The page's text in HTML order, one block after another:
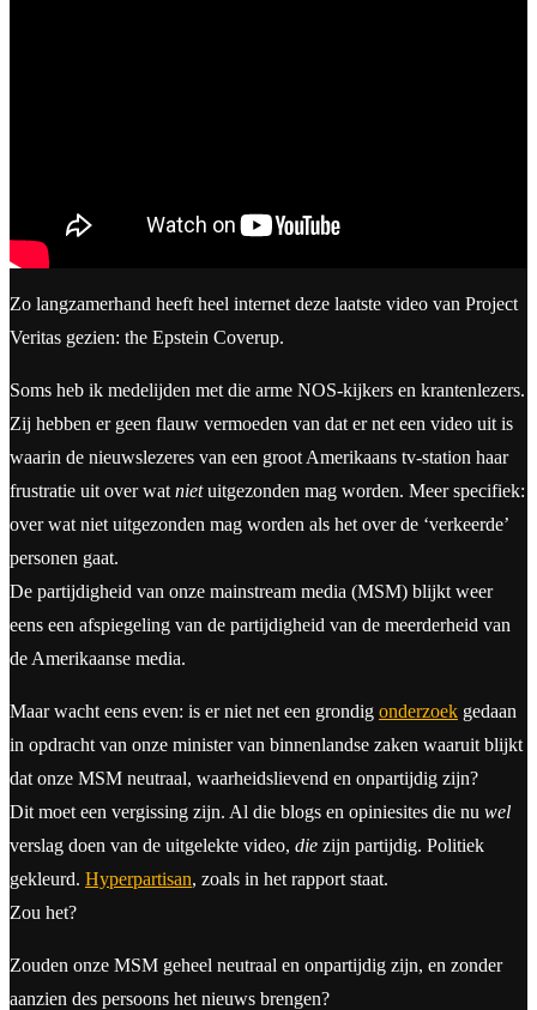
Zo langzamerhand heeft heel internet deze laatste video van Project
Veritas gezien: the Epstein Coverup.
Soms heb ik medelijden met die arme NOS-kijkers en krantenlezers.
Zij hebben er geen flauw vermoeden van dat er net een video uit is
waarin de nieuwslezeres van een groot Amerikaans tv-station haar
frustratie uit over wat nietuitgezonden mag worden. Meer specifiek:
over wat niet uitgezonden mag worden als het over de ‘verkeerde’
personen gaat.
De partijdigheid van onze mainstream media (MSM) blijkt weer
eens een afspiegeling van de partijdigheid van de meerderheid van
de Amerikaanse media.
Maar wacht eens even: is er niet net een grondig onderzoek gedaan
in opdracht van onze minister van binnenlandse zaken waaruit blijkt
dat onze MSM neutraal, waarheidslievend en onpartijdig zijn?
Dit moet een vergissing zijn. Al die blogs en opiniesites die nu wel
verslag doen van de uitgelekte video, die zijn partijdig. Politiek
gekleurd. Hyperpartisan, zoals in het rapport staat.
Zou het?
Zouden onze MSM geheel neutraal en onpartijdig zijn, en zonder
aanzien des persoons het nieuws brengen?